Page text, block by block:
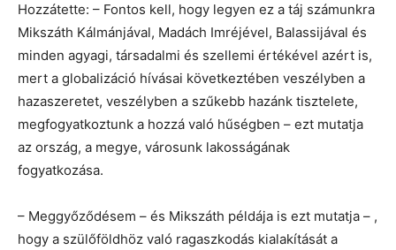
Hozzátette: – Fontos kell, hogy legyen ez a táj számunkra
Mikszáth Kálmánjával, Madách Imréjével, Balassijával és
minden agyagi, társadalmi és szellemi értékével azért is,
mert a globalizáció hívásai következtében veszélyben a
hazaszeretet, veszélyben a szűkebb hazánk tisztelete,
megfogyatkoztunk a hozzá való hűségben – ezt mutatja
az ország, a megye, városunk lakosságának
fogyatkozása.
– Meggyőződésem – és Mikszáth példája is ezt mutatja – ,
hogy a szülőföldhöz való ragaszkodás kialakítását a